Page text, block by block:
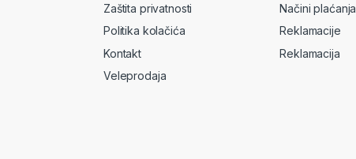
Zaštita privatnosti
Politika kolačića
Kontakt
Veleprodaja
Načini plaćanja
Reklamacije
Reklamacija